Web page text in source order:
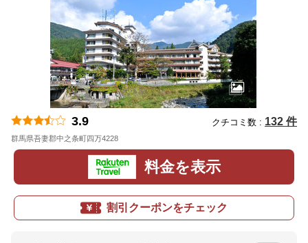
3.9 クチコミ数 : 132 件
群馬県吾妻郡中之条町四万4228
料金を表示
割引クーポンをチェック